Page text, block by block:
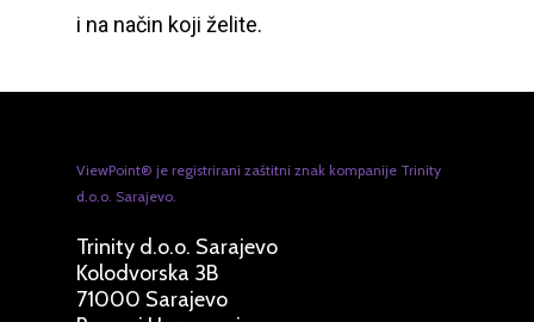
i na način koji želite.
ViewPoint® je registrirani zaštitni znak kompanije Trinity
d.o.o. Sarajevo.
Trinity d.o.o. Sarajevo
Kolodvorska 3B
71000 Sarajevo